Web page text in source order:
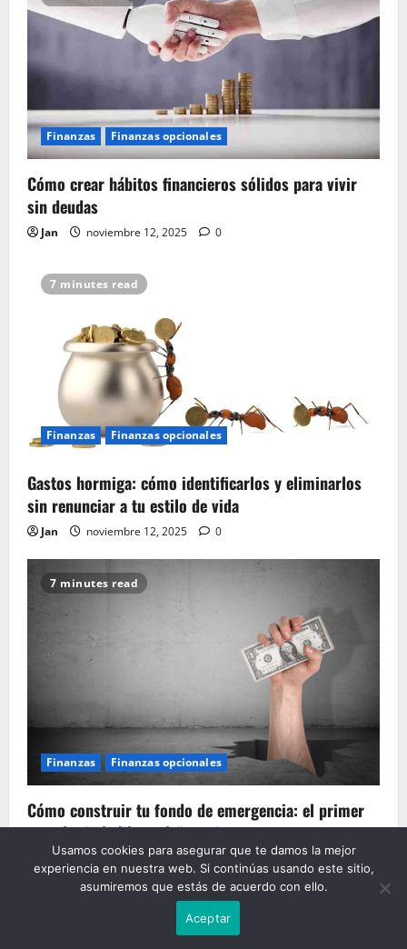
Finanzas Finanzas opcionales
Cómo crear hábitos financieros sólidos para vivir
sin deudas
Jan noviembre 12, 2025 0
7 minutes read
Finanzas Finanzas opcionales
Gastos hormiga: cómo identificarlos y eliminarlos
sin renunciar a tu estilo de vida
Jan noviembre 12, 2025 0
7 minutes read
Finanzas Finanzas opcionales
Cómo construir tu fondo de emergencia: el primer
paso hacia la libertad financiera
Jan noviembre 12, 2025 0
Usamos cookies para asegurar que te damos la mejor
experiencia en nuestra web. Si continúas usando este sitio,
asumiremos que estás de acuerdo con ello.
Aceptar